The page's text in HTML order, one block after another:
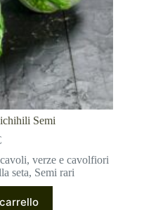
Semi
verze e cavolfiori
seta, Semi rari